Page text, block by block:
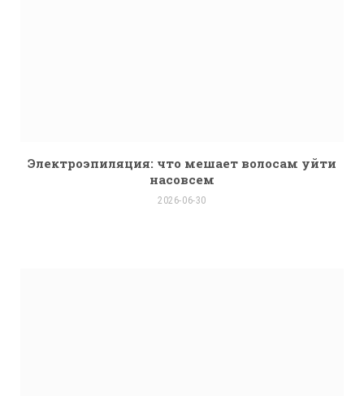
Электроэпиляция: что мешает волосам уйти
насовсем
2026-06-30